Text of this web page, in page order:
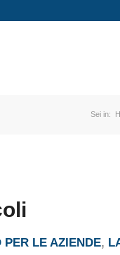
Sei in:
PER LE AZIENDE,